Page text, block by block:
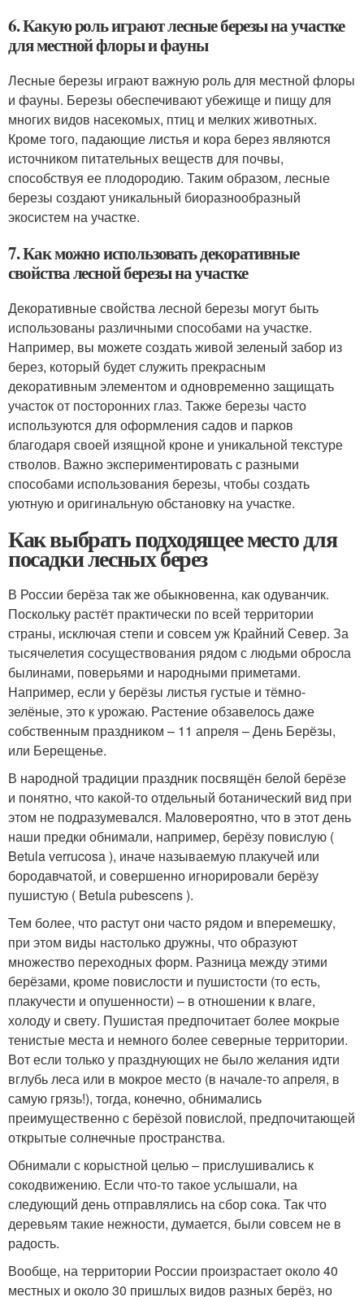
6. Какую роль играют лесные березы на участке
для местной флоры и фауны
Лесные березы играют важную роль для местной флоры
и фауны. Березы обеспечивают убежище и пищу для
многих видов насекомых, птиц и мелких животных.
Кроме того, падающие листья и кора берез являются
источником питательных веществ для почвы,
способствуя ее плодородию. Таким образом, лесные
березы создают уникальный биоразнообразный
экосистем на участке.
7. Как можно использовать декоративные
свойства лесной березы на участке
Декоративные свойства лесной березы могут быть
использованы различными способами на участке.
Например, вы можете создать живой зеленый забор из
берез, который будет служить прекрасным
декоративным элементом и одновременно защищать
участок от посторонних глаз. Также березы часто
используются для оформления садов и парков
благодаря своей изящной кроне и уникальной текстуре
стволов. Важно экспериментировать с разными
способами использования березы, чтобы создать
уютную и оригинальную обстановку на участке.
Как выбрать подходящее место для
посадки лесных берез
В России берёза так же обыкновенна, как одуванчик.
Поскольку растёт практически по всей территории
страны, исключая степи и совсем уж Крайний Север. За
тысячелетия сосуществования рядом с людьми обросла
былинами, поверьями и народными приметами.
Например, если у берёзы листья густые и тёмно-
зелёные, это к урожаю. Растение обзавелось даже
собственным праздником – 11 апреля – День Берёзы,
или Берещенье.
В народной традиции праздник посвящён белой берёзе
и понятно, что какой-то отдельный ботанический вид при
этом не подразумевался. Маловероятно, что в этот день
наши предки обнимали, например, берёзу повислую (
Betula verrucosa ), иначе называемую плакучей или
бородавчатой, и совершенно игнорировали берёзу
пушистую ( Betula pubescens ).
Тем более, что растут они часто рядом и вперемешку,
при этом виды настолько дружны, что образуют
множество переходных форм. Разница между этими
берёзами, кроме повислости и пушистости (то есть,
плакучести и опушенности) – в отношении к влаге,
холоду и свету. Пушистая предпочитает более мокрые
тенистые места и немного более северные территории.
Вот если только у празднующих не было желания идти
вглубь леса или в мокрое место (в начале-то апреля, в
самую грязь!), тогда, конечно, обнимались
преимущественно с берёзой повислой, предпочитающей
открытые солнечные пространства.
Обнимали с корыстной целью – прислушивались к
сокодвижению. Если что-то такое услышали, на
следующий день отправлялись на сбор сока. Так что
деревьям такие нежности, думается, были совсем не в
радость.
Вообще, на территории России произрастает около 40
местных и около 30 пришлых видов разных берёз, но